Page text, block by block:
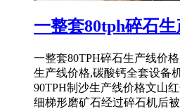
一整套80tph碎石
一整套80TPH碎石生产线价
生产线价格,碳酸钙全套设备
90TPH制沙生产线价格文山
细梯形磨矿石经过碎石机后